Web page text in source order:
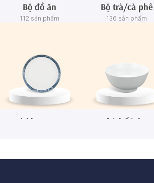
Bộ đồ ăn
112 sản phẩm
Bộ trà/cà phê
136 sản phẩm
Bộ khay rượu Tô/Thố/Khay